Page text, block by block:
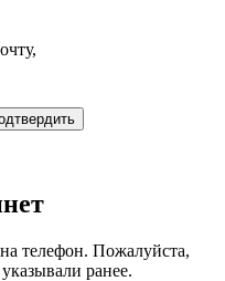
телефон. Пожалуйста,
ранее.